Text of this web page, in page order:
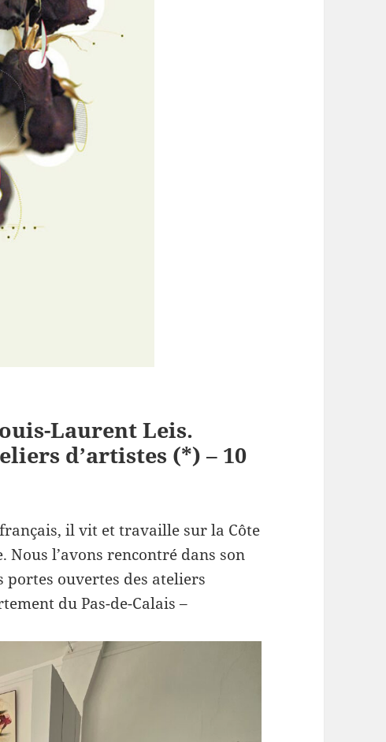
Laurent Leis.
d’artistes (*) – 10
il vit et travaille sur la Côte
Nous l’avons rencontré dans son
portes ouvertes des ateliers
du Pas-de-Calais –